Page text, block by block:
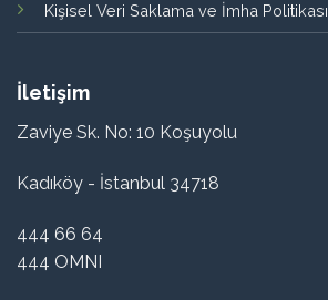
Kişisel Veri Saklama ve İmha Politikası
İletişim
Zaviye Sk. No: 10 Koşuyolu
Kadıköy - İstanbul 34718
444 66 64
444 OMNI